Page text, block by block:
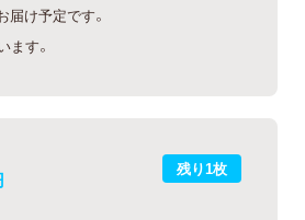
届け予定です。
ます。
残り1枚